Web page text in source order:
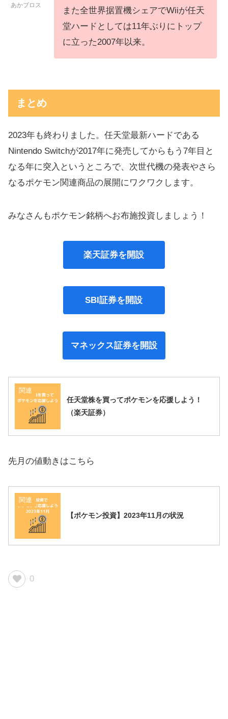
あかブロス
また全世界据置機シェアでWiiが任天
堂ハードとしては11年ぶりにトップ
に立った2007年以来。
まとめ
2023年も終わりました。任天堂最新ハードである
Nintendo Switchが2017年に発売してからもう7年目と
なる年に突入というところで、次世代機の発表やさら
なるポケモン関連商品の展開にワクワクします。
みなさんもポケモン銘柄へお布施投資しましょう！
楽天証券を開設
SBI証券を開設
マネックス証券を開設
関連
任天堂株を買ってポケモンを応援しよう！
（楽天証券）
先月の値動きはこちら
関連
【ポケモン投資】2023年11月の状況
0